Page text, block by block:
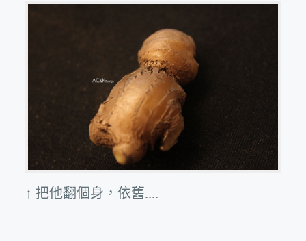
↑ 把他翻個身，依舊....